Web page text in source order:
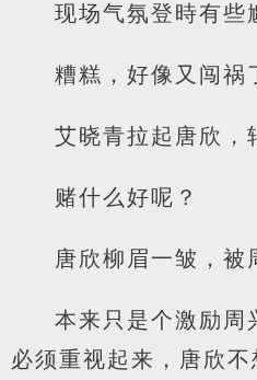
现场气氛登時有些
糟糕，好像又闯祸
艾晓青拉起唐欣，
赌什么好呢？
唐欣柳眉一皱，被
本来只是个激励周
必须重视起来，唐欣不